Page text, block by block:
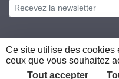
Plateforme développée en
Ce site utilise des cookies
ceux que vous souhaitez
Tout accepter